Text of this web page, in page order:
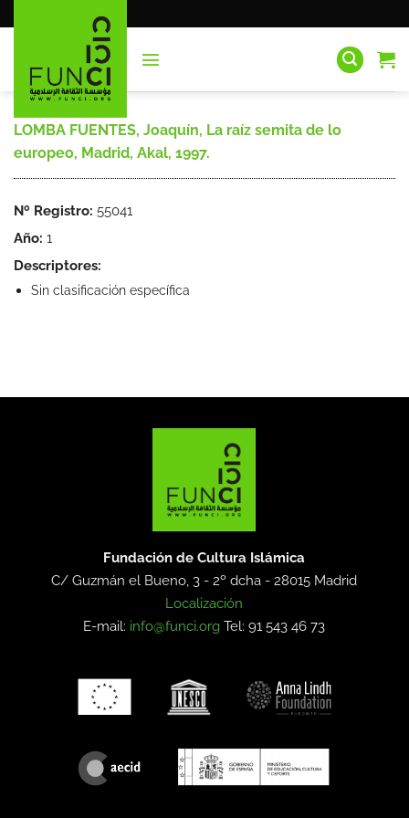
al
LOMBA FUENTES, Joaquín, La raíz semita de lo
europeo, Madrid, Akal, 1997.
Nº Registro: 55041
Año: 1
Descriptores:
Sin clasificación específica
Fundación de Cultura Islámica
C/ Guzmán el Bueno, 3 - 2º dcha -28015 Madrid
Localización
E-mail: info@funci.org Tel: 91 543 46 73